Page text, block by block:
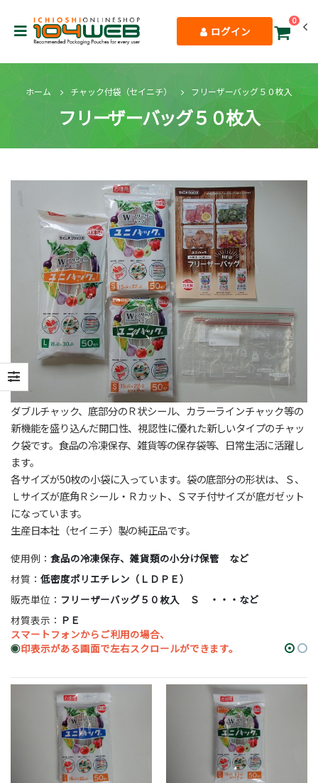
ログイン
0
ホーム チャック付袋（セイニチ） フリーザーバッグ５０枚入
フリーザーバッグ５０枚入
ダブルチャック、底部分のＲ状シール、カラーラインチャック等の
新機能を盛り込んだ開口性、視認性に優れた新しいタイプのチャッ
ク袋です。食品の冷凍保存、雑貨等の保存袋等、日常生活に活躍し
ます。
各サイズが50枚の小袋に入っています。袋の底部分の形状は、Ｓ、
Ｌサイズが底角Ｒシール・Ｒカット、Ｓマチ付サイズが底ガゼット
になっています。
生産日本社（セイニチ）製の純正品です。
使用例：食品の冷凍保存、雑貨類の小分け保管 など
材質：低密度ポリエチレン（ＬＤＰＥ）
販売単位： フリーザーバッグ５０枚入 Ｓ ・・・など
材質表示： ＰＥ
スマートフォンからご利用の場合、
◉印表示がある画面で左右スクロールができます。